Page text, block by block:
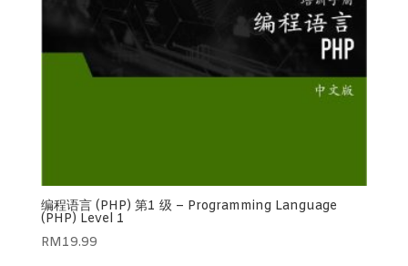
编程语言 (PHP) 第1 级 – Programming Language
(PHP) Level 1
RM19.99